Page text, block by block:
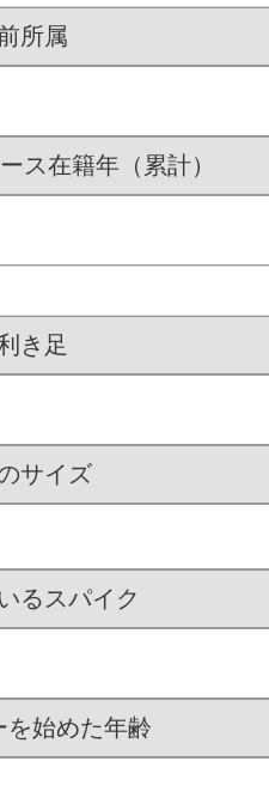
所属
ス在籍年（累計）
き足
サイズ
るスパイク
を始めた年齢